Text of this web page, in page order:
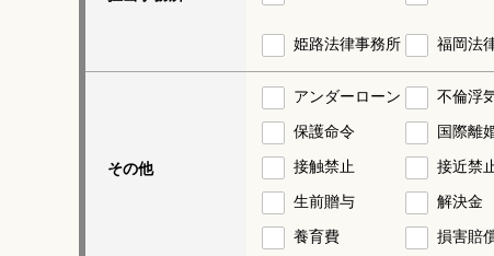
姫路法律事務所 福岡法
その他
アンダーローン 不倫浮
保護命令
国際離
接触禁止
接近禁
生前贈与
解決金
養育費
損害賠